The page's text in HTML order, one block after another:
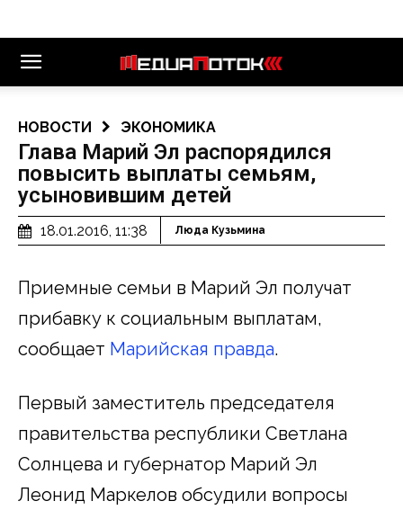
НОВОСТИ ЭКОНОМИКА
Глава Марий Эл распорядился
повысить выплаты семьям,
усыновившим детей
18.01.2016, 11:38 Люда Кузьмина
Приемные семьи в Марий Эл получат
прибавку к социальным выплатам,
сообщает Марийская правда.
Первый заместитель председателя
правительства республики Светлана
Солнцева и губернатор Марий Эл
Леонид Маркелов обсудили вопросы